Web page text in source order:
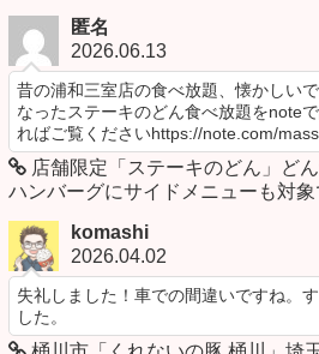
匿名
2026.06.13
昔の浦和三室店の食べ放題、懐かしい
なったステーキのどん食べ放題をnote
ればご覧くださいhttps://note.com/
店舗限定「ステーキのどん」ど
ハンバーグにサイドメニューも対
komashi
2026.04.02
失礼しました！車での間違いですね。
した。